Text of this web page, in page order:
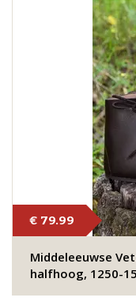
€ 79.99
Middeleeuwse
halfhoog, 1250-